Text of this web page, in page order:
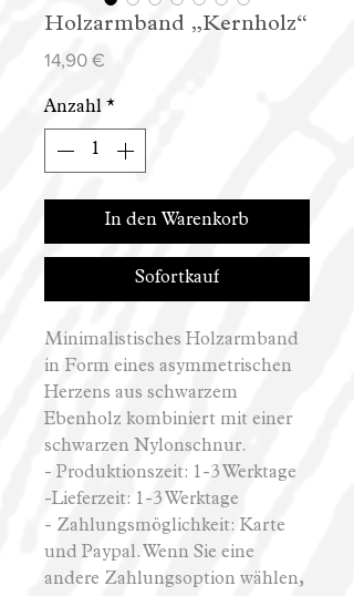
Holzarmband „Kernholz“
14,90 €
Anzahl *
In den Warenkorb
Sofortkauf
Minimalistisches Holzarmband
in Form eines asymmetrischen
Herzens aus schwarzem
Ebenholz kombiniert mit einer
schwarzen Nylonschnur.
- Produktionszeit: 1-3 Werktage
-Lieferzeit: 1-3 Werktage
- Zahlungsmöglichkeit: Karte
und Paypal. Wenn Sie eine
andere Zahlungsoption wählen,